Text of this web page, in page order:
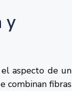
y
aspecto de un
combinan fibras